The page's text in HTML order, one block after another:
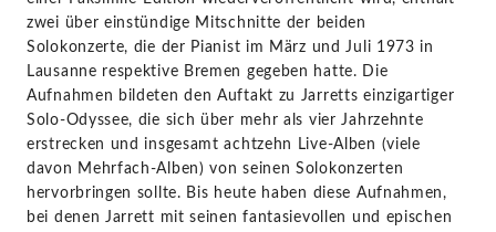
zwei über einstündige Mitschnitte der beiden
Solokonzerte, die der Pianist im März und Juli 1973 in
Lausanne respektive Bremen gegeben hatte. Die
Aufnahmen bildeten den Auftakt zu Jarretts einzigartiger
Solo-Odyssee, die sich über mehr als vier Jahrzehnte
erstrecken und insgesamt achtzehn Live-Alben (viele
davon Mehrfach-Alben) von seinen Solokonzerten
hervorbringen sollte. Bis heute haben diese Aufnahmen,
bei denen Jarrett mit seinen fantasievollen und epischen